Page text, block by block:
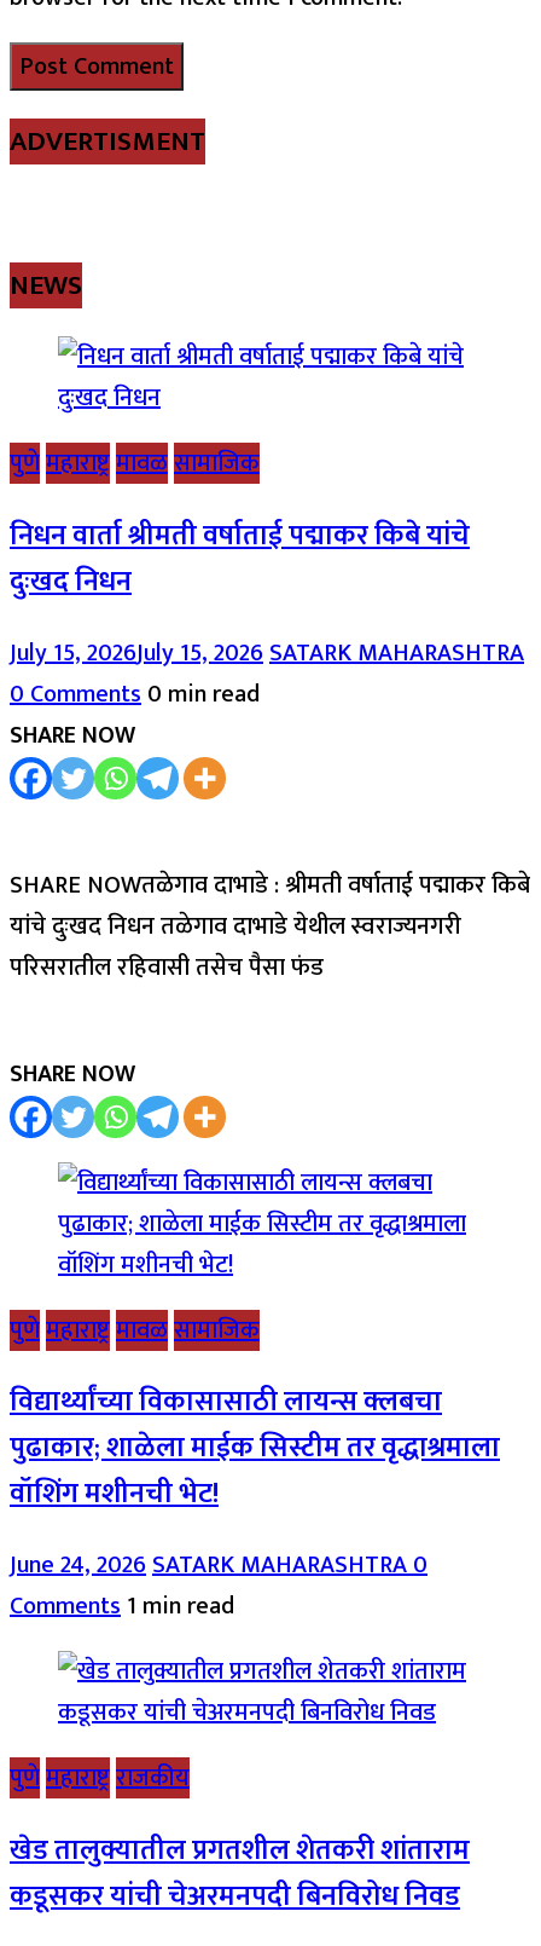
ADVERTISMENT
NEWS
पुणेमहाराष्ट्रमावळसामाजिक
निधन वार्ता श्रीमती वर्षाताई पद्माकर किबे यांचे
दुःखद निधन
July 15, 2026July 15, 2026SATARK MAHARASHTRA
0 Comments0 min read
SHARE NOW
SHARE NOWतळेगाव दाभाडे : श्रीमती वर्षाताई पद्माकर किबे
यांचे दुःखद निधन तळेगाव दाभाडे येथील स्वराज्यनगरी
परिसरातील रहिवासी तसेच पैसा फंड
SHARE NOW
पुणेमहाराष्ट्रमावळसामाजिक
विद्यार्थ्यांच्या विकासासाठी लायन्स क्लबचा
पुढाकार; शाळेला माईक सिस्टीम तर वृद्धाश्रमाला
वॉशिंग मशीनची भेट!
June 24, 2026SATARK MAHARASHTRA0
Comments1 min read
पुणेमहाराष्ट्रराजकीय
खेड तालुक्यातील प्रगतशील शेतकरी शांताराम
कडूसकर यांची चेअरमनपदी बिनविरोध निवड